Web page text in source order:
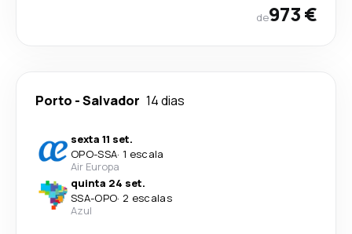
de973 €
Porto -Salvador 14 dias
sexta 11 set.
OPO-SSA· 1 escala
Air Europa
quinta 24 set.
SSA-OPO· 2 escalas
Azul